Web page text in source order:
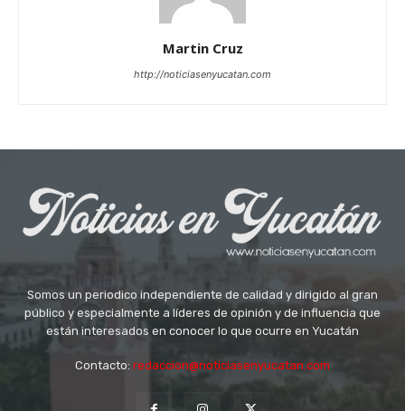
Martin Cruz
http://noticiasenyucatan.com
Somos un periodico independiente de calidad y dirigido al gran
público y especialmente a líderes de opinión y de influencia que
están interesados en conocer lo que ocurre en Yucatán
Contacto: redaccion@noticiasenyucatan.com